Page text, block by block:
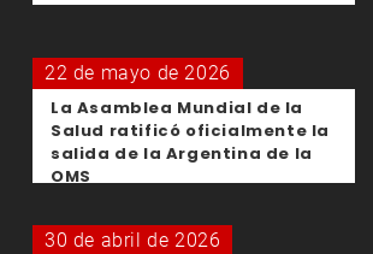
22 de mayo de 2026
La Asamblea Mundial de la
Salud ratificó oficialmente la
salida de la Argentina de la
OMS
30 de abril de 2026